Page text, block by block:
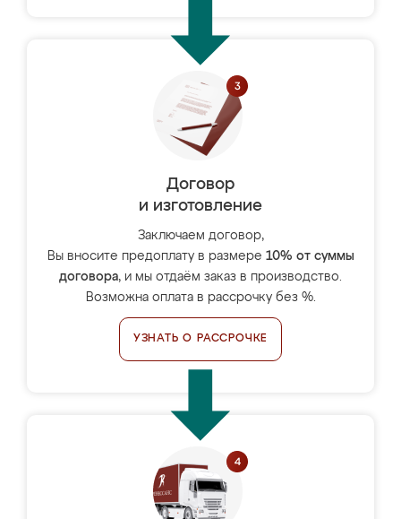
Договор
и изготовление
Заключаем договор,
Вы вносите предоплату в размере 10% от суммы
договора, и мы отдаём заказ в производство.
Возможна оплата в рассрочку без %.
УЗНАТЬ О РАССРОЧКЕ